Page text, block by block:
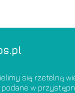
się rzetelną
w